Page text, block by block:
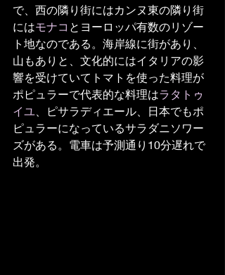
で、西の隣り街にはカンヌ東の隣り街
にはモナコ とヨーロッパ有数のリゾー
ト地なのである。海岸線に街があり、
山もありと、文化的にはイタリアの影
響を受けていてトマトを使った料理が
ポピュラーで代表的な料理はラタトゥ
イユ
、ピサラディエール、日本でもポ
ピュラーになっているサラダニソワー
ズがある。電車は予測通り10分遅れで
出発。